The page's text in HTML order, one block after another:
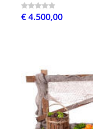
€ 4.500,00